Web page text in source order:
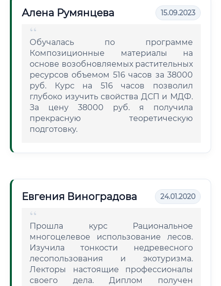
Алена Румянцева 15.09.2023
Обучалась по программе
Композиционные материалы на
основе возобновляемых растительных
ресурсов объемом 516 часов за 38000
руб. Курс на 516 часов позволил
глубоко изучить свойства ДСП и МДФ.
За цену 38000 руб. я получила
прекрасную теоретическую
подготовку.
Евгения Виноградова 24.01.2020
Прошла курс Рациональное
многоцелевое использование лесов.
Изучила тонкости недревесного
лесопользования и экотуризма.
Лекторы настоящие профессионалы
своего дела. Диплом получен